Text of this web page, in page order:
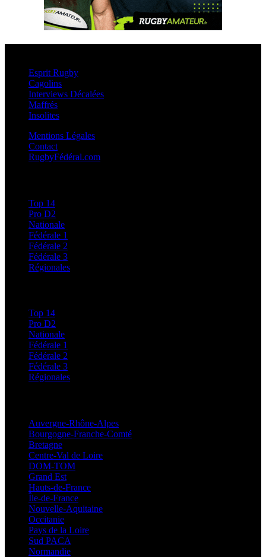
Esprit Rugby
Cagolins
Interviews Décalées
Maffrés
Insolites
Mentions Légales
Contact
RugbyFédéral.com
Top 14
Pro D2
Nationale
Fédérale 1
Fédérale 2
Fédérale 3
Régionales
Top 14
Pro D2
Nationale
Fédérale 1
Fédérale 2
Fédérale 3
Régionales
Auvergne-Rhône-Alpes
Bourgogne-Franche-Comté
Bretagne
Centre-Val de Loire
DOM-TOM
Grand Est
Hauts-de-France
Île-de-France
Nouvelle-Aquitaine
Occitanie
Pays de la Loire
Sud PACA
Normandie